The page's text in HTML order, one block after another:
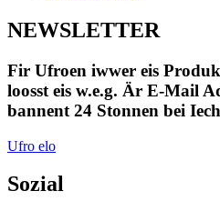
NEWSLETTER
Fir Ufroen iwwer eis
loosst eis w.e.g. Är E-Mail
bannent 24 Stonnen bei
Ufro elo
Sozial